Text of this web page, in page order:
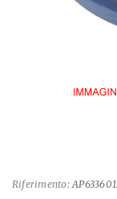
Riferimento: